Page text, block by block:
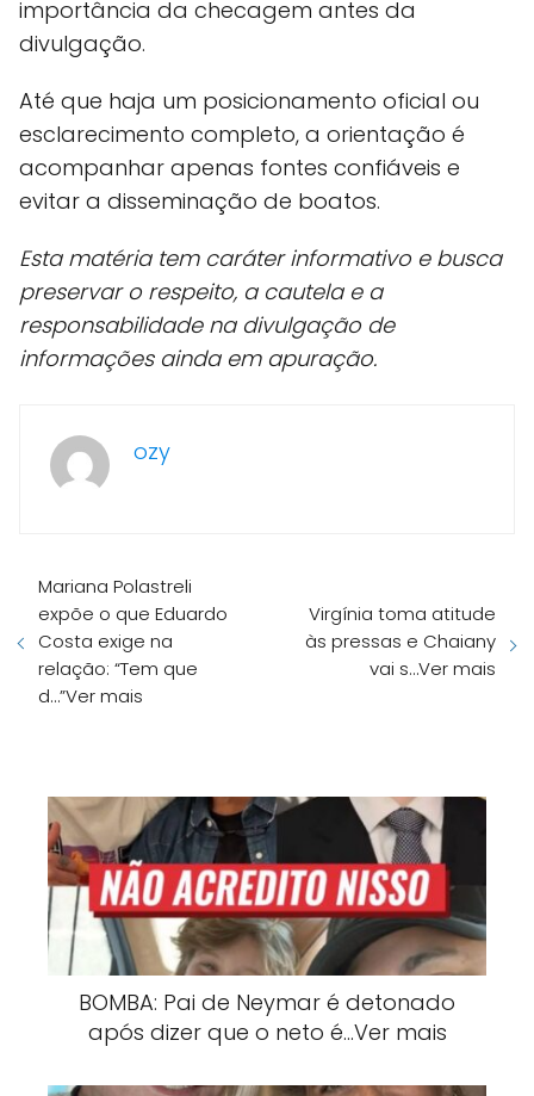
importância da checagem antes da
divulgação.
Até que haja um posicionamento oficial ou
esclarecimento completo, a orientação é
acompanhar apenas fontes confiáveis e
evitar a disseminação de boatos.
Esta matéria tem caráter informativo e busca
preservar o respeito, a cautela e a
responsabilidade na divulgação de
informações ainda em apuração.
ozy
Mariana Polastreli
expõe o que Eduardo
Costa exige na
relação: “Tem que
d…”Ver mais
Virgínia toma atitude
às pressas e Chaiany
vai s…Ver mais
BOMBA: Pai de Neymar é detonado
após dizer que o neto é…Ver mais